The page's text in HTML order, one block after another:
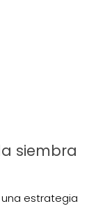
siembra
estrategia